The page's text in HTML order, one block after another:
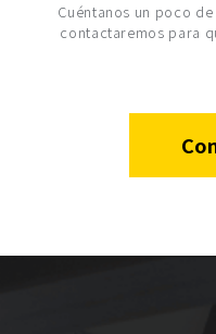
Cuéntanos un poco
contactaremos para